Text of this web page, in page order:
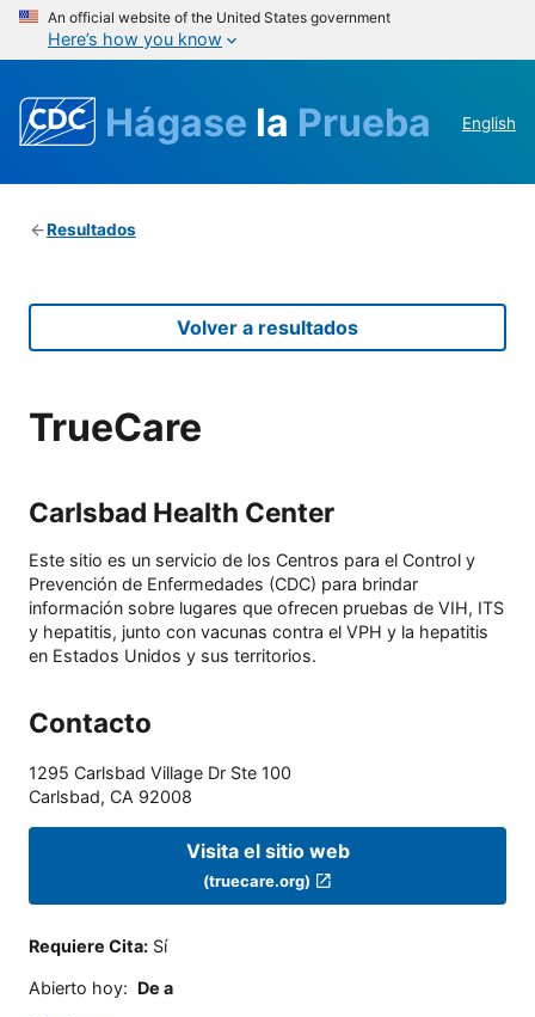
An official website of the United States government
Here’s how you know
Hágase la Prueba English
Resultados
Volver a resultados
TrueCare
Carlsbad Health Center
Este sitio es un servicio de los Centros para el Control y
Prevención de Enfermedades (CDC) para brindar
información sobre lugares que ofrecen pruebas de VIH, ITS
y hepatitis, junto con vacunas contra el VPH y la hepatitis
en Estados Unidos y sus territorios.
Contacto
1295 Carlsbad Village Dr Ste 100
Carlsbad, CA 92008
Visita el sitio web
(truecare.org)
Requiere Cita: Sí
Abierto hoy: De a